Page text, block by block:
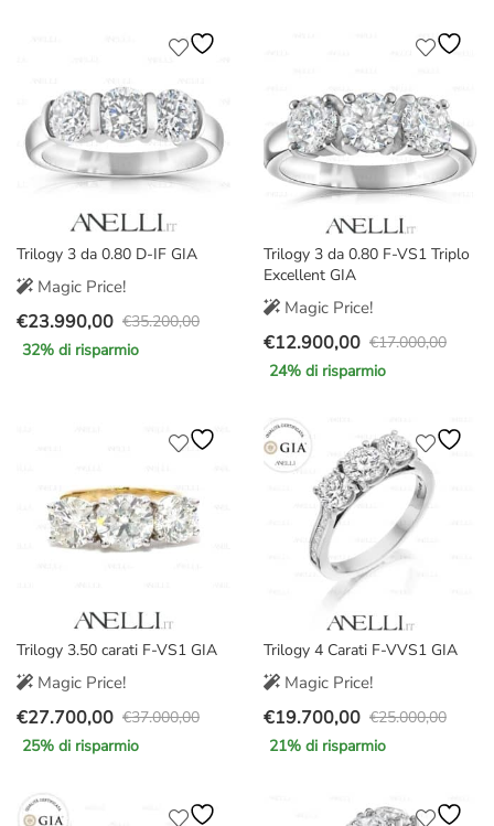
Trilogy 3 da 0.80 D-IF GIA
Magic Price!
€35.200,00
Il
prezzo
€23.990,00
Il
prezzo
32% di risparmio
Trilogy 3 da 0.80 F-VS1 Triplo
Excellent GIA
Magic Price!
€17.000,00
Il
prezzo
era:
€17.000,00.
€12.900,00
Il
prezzo
è:
€12.900,00.
24% di risparmio
Trilogy 3.50 carati F-VS1 GIA
Magic Price!
€37.000,00
Il
prezzo
era:
€27.700,00
Il
prezzo
è:
25% di risparmio
Trilogy 4 Carati F-VVS1 GIA
Magic Price!
€25.000,00
Il
prezzo
€19.700,00
Il
prezzo
21% di risparmio